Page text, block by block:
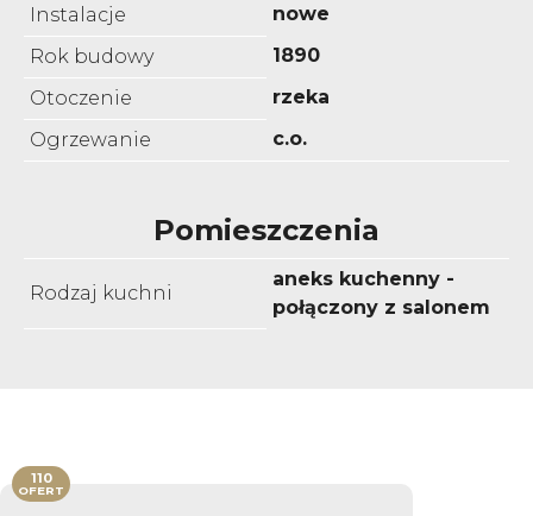
Instalacje
nowe
Rok budowy
1890
Otoczenie
rzeka
Ogrzewanie
c.o.
Pomieszczenia
Rodzaj kuchni
aneks kuchenny -
połączony z salonem
110
OFERT